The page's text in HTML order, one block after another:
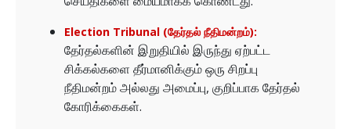
Election Tribunal (தேர்தல் நீதிமன்றம்):
தேர்தல்களின் இறுதியில் இருந்து ஏற்பட்ட
சிக்கல்களை தீர்மானிக்கும் ஒரு சிறப்பு
நீதிமன்றம் அல்லது அமைப்பு, குறிப்பாக தேர்தல்
கோரிக்கைகள்.